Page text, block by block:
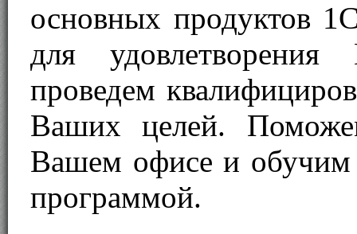
основных продуктов
для
проведем
Ваших целей.
Вашем офисе и обучим
программой.